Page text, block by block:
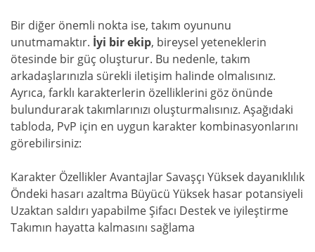
Bir diğer önemli nokta ise, takım oyununu
unutmamaktır. İyi bir ekip, bireysel yeteneklerin
ötesinde bir güç oluşturur. Bu nedenle, takım
arkadaşlarınızla sürekli iletişim halinde olmalısınız.
Ayrıca, farklı karakterlerin özelliklerini göz önünde
bulundurarak takımlarınızı oluşturmalısınız. Aşağıdaki
tabloda, PvP için en uygun karakter kombinasyonlarını
görebilirsiniz:
Karakter Özellikler Avantajlar Savaşçı Yüksek dayanıklılık
Öndeki hasarı azaltma Büyücü Yüksek hasar potansiyeli
Uzaktan saldırı yapabilme Şifacı Destek ve iyileştirme
Takımın hayatta kalmasını sağlama